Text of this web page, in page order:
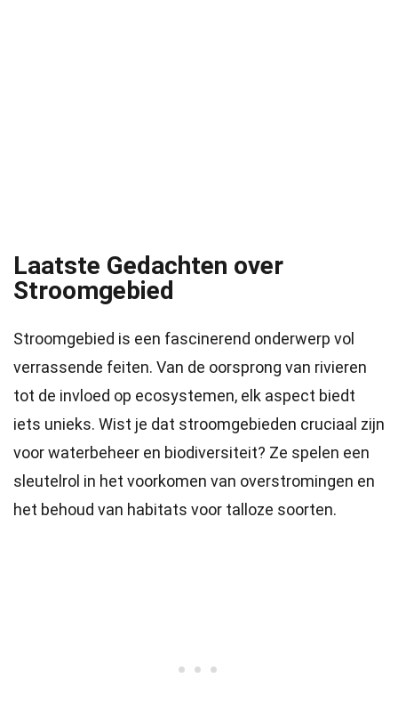
Laatste Gedachten over
Stroomgebied
Stroomgebied is een fascinerend onderwerp vol
verrassende feiten. Van de oorsprong van rivieren
tot de invloed op ecosystemen, elk aspect biedt
iets unieks. Wist je dat stroomgebieden cruciaal zijn
voor waterbeheer en biodiversiteit? Ze spelen een
sleutelrol in het voorkomen van overstromingen en
het behoud van habitats voor talloze soorten.